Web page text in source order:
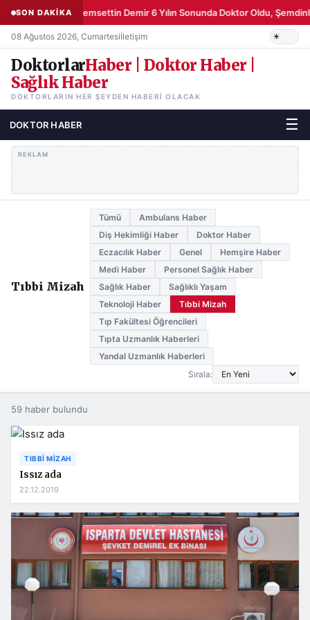
SON DAKİKA Şemsettin Demir 6 Yılın Sonunda Doktor Oldu,
08 Ağustos 2026, Cumartesiİletişim
DoktorlarHaber | Doktor Haber |
Sağlık Haber
DOKTORLARIN HER ŞEYDEN HABERI OLACAK
DOKTOR HABER ☰
REKLAM
Tıbbi Mizah
Tümü
Ambulans Haber
Diş Hekimliği Haber
Doktor Haber
Eczacılık Haber
Genel
Hemşire Haber
Medi Haber
Personel Sağlık Haber
Sağlık Haber
Sağlıklı Yaşam
Teknoloji Haber
Tıbbi Mizah
Tıp Fakültesi Öğrencileri
Tıpta Uzmanlık Haberleri
Yandal Uzmanlık Haberleri
Sırala:
59 haber bulundu
TIBBI MIZAH
Issız ada
22.12.2019